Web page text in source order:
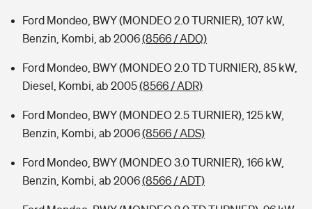
Ford Mondeo, BWY (MONDEO 2.0 TURNIER), 107 kW,
Benzin, Kombi, ab 2006(8566 / ADQ)
Ford Mondeo, BWY (MONDEO 2.0 TD TURNIER), 85 kW,
Diesel, Kombi, ab 2005(8566 / ADR)
Ford Mondeo, BWY (MONDEO 2.5 TURNIER), 125 kW,
Benzin, Kombi, ab 2006(8566 / ADS)
Ford Mondeo, BWY (MONDEO 3.0 TURNIER), 166 kW,
Benzin, Kombi, ab 2006(8566 / ADT)